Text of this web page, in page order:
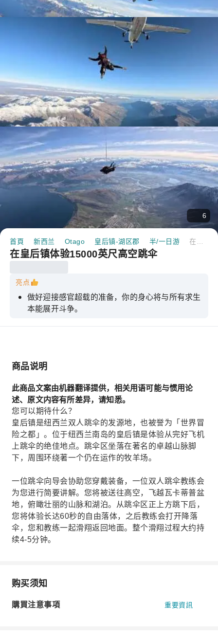
6
首頁 新西兰 Otago 皇后镇-湖区郡 半/一日游
在皇后镇体验15000英尺高空跳伞
亮点
做好迎接感官超载的准备，你的身心将与所有求生
本能展开斗争。
商品说明
此商品文案由机器翻译提供，相关用语可能与惯用论
述、原文内容有所差异，请知悉。
您可以期待什么？
皇后镇是纽西兰双人跳伞的发源地，也被誉为「世界冒
险之都」。位于纽西兰南岛的皇后镇是体验从完好飞机
上跳伞的绝佳地点。跳伞区坐落在著名的卓越山脉脚
下，周围环绕著一个仍在运作的牧羊场。
一位跳伞向导会协助您穿戴装备，一位双人跳伞教练会
为您进行简要讲解。您将被送往高空，飞越瓦卡蒂普盆
地，俯瞰壮丽的山脉和湖泊。从跳伞区正上方跳下后，
您将体验长达60秒的自由落体，之后教练会打开降落
伞，您和教练一起滑翔返回地面。整个滑翔过程大约持
续4-5分钟。
购买须知
購買注意事項 重要資訊